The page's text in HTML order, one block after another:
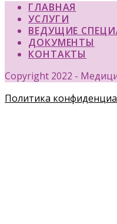
ГЛАВНАЯ
УСЛУГИ
ВЕДУЩИЕ
ДОКУМЕНТЫ
КОНТАКТЫ
Copyright 2022 -
Политика